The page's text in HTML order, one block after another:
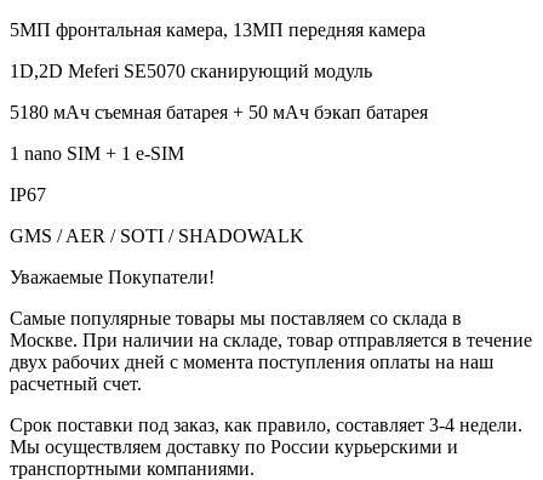
5МП фронтальная камера, 13МП передняя камера
1D,2D Meferi SE5070 сканирующий модуль
5180 мАч съемная батарея + 50 мАч бэкап батарея
1 nano SIM + 1 e-SIM
IP67
GMS / AER / SOTI / SHADOWALK
Уважаемые Покупатели!
Самые популярные товары мы поставляем со склада в
Москве. При наличии на складе, товар отправляется в течение
двух рабочих дней с момента поступления оплаты на наш
расчетный счет.
Срок поставки под заказ, как правило, составляет 3-4 недели.
Мы осуществляем доставку по России курьерскими и
транспортными компаниями.